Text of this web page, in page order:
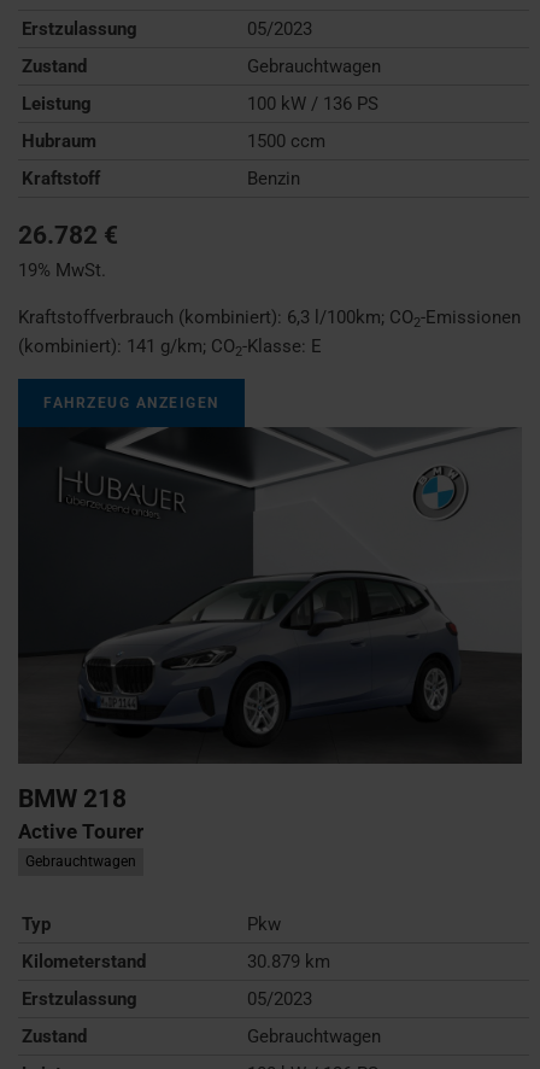
Erstzulassung
05/2023
Zustand
Gebrauchtwagen
Leistung
100 kW / 136 PS
Hubraum
1500 ccm
Kraftstoff
Benzin
26.782 €
19% MwSt.
Kraftstoffverbrauch (kombiniert): 6,3 l/100km; CO2-Emissionen
(kombiniert): 141 g/km; CO2-Klasse: E
FAHRZEUG ANZEIGEN
BMW 218
Active Tourer
Gebrauchtwagen
Typ
Pkw
Kilometerstand
30.879 km
Erstzulassung
05/2023
Zustand
Gebrauchtwagen